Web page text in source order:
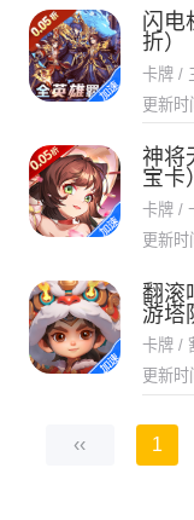
闪电
折）
卡牌 /
更新时
神将
宝卡
卡牌 /
更新时
翻滚
游塔
卡牌 /
更新时
‹‹ 1